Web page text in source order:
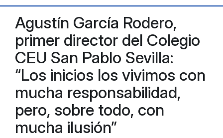
Agustín García Rodero,
primer director del Colegio
CEU San Pablo Sevilla:
“Los inicios los vivimos con
mucha responsabilidad,
pero, sobre todo, con
mucha ilusión”